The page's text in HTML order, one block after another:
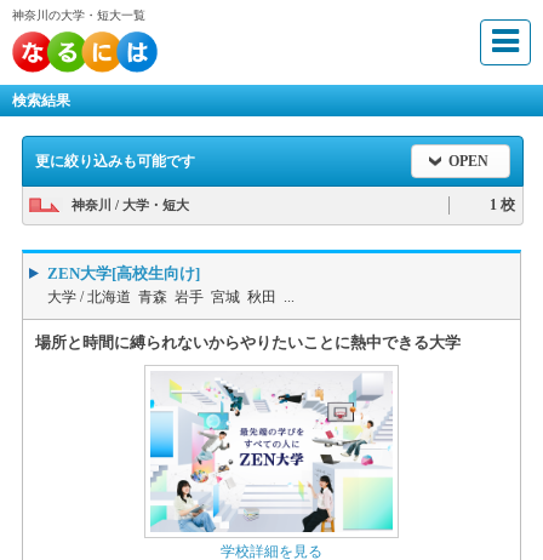
神奈川の大学・短大一覧
検索結果
更に絞り込みも可能です OPEN
神奈川 / 大学・短大 1 校
ZEN大学[高校生向け]
大学 /北海道 青森 岩手 宮城 秋田 ...
場所と時間に縛られないからやりたいことに熱中できる大学
学校詳細を見る